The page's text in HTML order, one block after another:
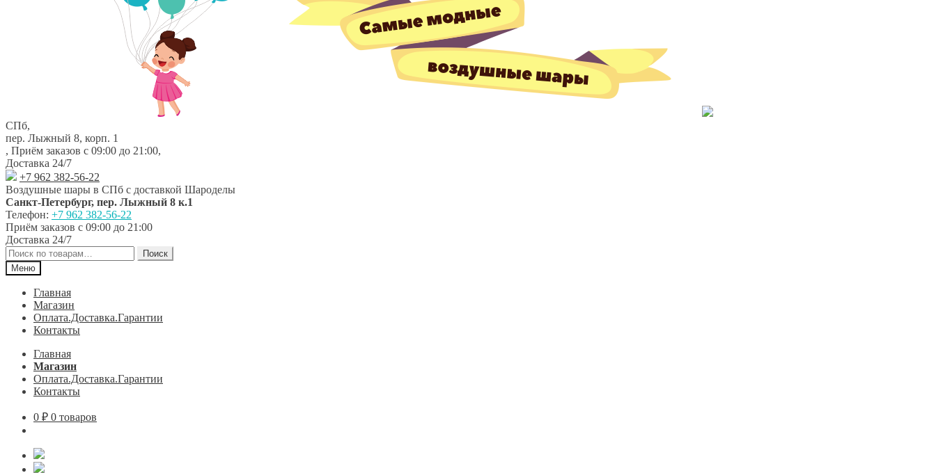
СПб,
пер. Лыжный 8, корп. 1
, Приём заказов с 09:00 до 21:00,
Доставка 24/7
+7 962 382-56-22
Воздушные шары в СПб с доставкой Шароделы
Санкт-Петербург, пер. Лыжный 8 к.1
Телефон: +7 962 382-56-22
Приём заказов с 09:00 до 21:00
Доставка 24/7
Искать:
Поиск
Меню
Главная
Магазин
Оплата.Доставка.Гарантии
Контакты
Главная
Магазин
Оплата.Доставка.Гарантии
Контакты
0 ₽ 0 товаров